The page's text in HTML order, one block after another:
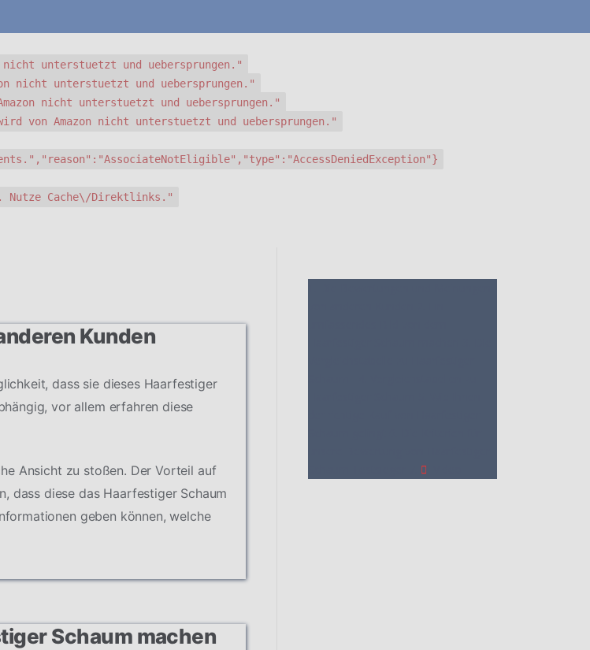
unterstuetzt und uebersprungen."
nicht unterstuetzt und uebersprungen."
nicht unterstuetzt und uebersprungen."
Amazon nicht unterstuetzt und uebersprungen."
Nutze Cache\/Direktlinks."
Kunden
dass sie dieses Haarfestiger
vor allem erfahren diese
Ansicht zu stoßen. Der Vorteil auf
dass diese das Haarfestiger Schaum
geben können, welche
Schaum machen